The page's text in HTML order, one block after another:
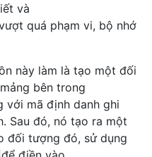
và
quá phạm vi, bộ nhớ
này làm là tạo một đối
bên trong
với mã định danh ghi
Sau đó, nó tạo ra một
đối tượng đó, sử dụng